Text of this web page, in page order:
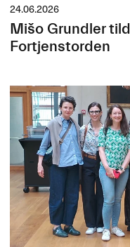
24.06.2026
Mišo Grundler
Fortjenstorden